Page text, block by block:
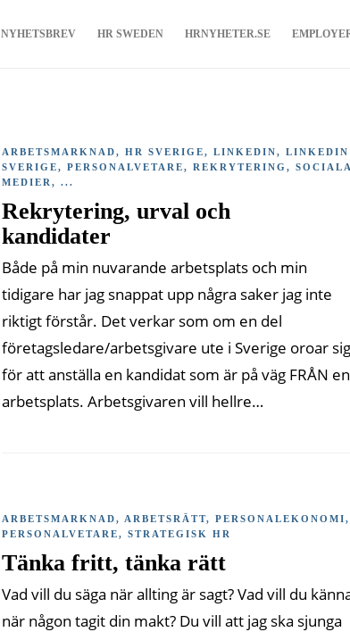
NYHETSBREV HR SWEDEN HRNYHETER.SE
ARBETSMARKNAD, HR SVERIGE, LINKEDIN, LINKEDIN
SVERIGE, PERSONALVETARE, REKRYTERING ,
MEDIER , ...
Rekrytering, urval och
kandidater
Både på min nuvarande arbetsplats och min
tidigare har jag snappat upp några saker jag inte
riktigt förstår. Det verkar som om en del
företagsledare/arbetsgivare ute i Sverige oroar sig
för att anställa en kandidat som är på väg FRÅN en
arbetsplats. Arbetsgivaren vill hellre…
ARBETSMARKNAD, ARBETSRÄTT, PERSONALEKONOMI,
PERSONALVETARE, STRATEGISK HR
Tänka fritt, tänka rätt
Vad vill du säga när allting är sagt? Vad vill du
när någon tagit din makt? Du vill att jag ska sjunga